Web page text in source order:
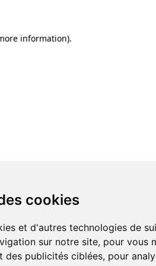
cookies
et d'autres technologies de
sur notre site, pour vous
des publicités ciblées, pour
information).